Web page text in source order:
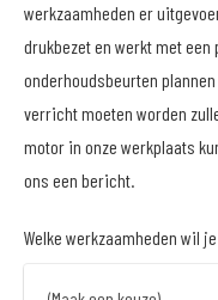
werkzaamheden er
drukbezet en werkt met
onderhoudsbeurten
verricht moeten worden
motor in onze werkplaats
ons een bericht.
Welke werkzaamheden wil